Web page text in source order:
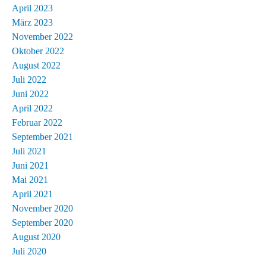
April 2023
März 2023
November 2022
Oktober 2022
August 2022
Juli 2022
Juni 2022
April 2022
Februar 2022
September 2021
Juli 2021
Juni 2021
Mai 2021
April 2021
November 2020
September 2020
August 2020
Juli 2020